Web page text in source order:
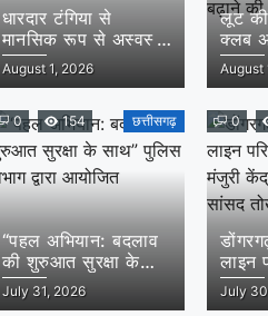
धारदार टंगिया से
मानसिक रूप से अस्वस्थ
युवक की हत्या: आरोपी
को पुलिस ने गिरफ्तार
August 1, 2026
लूट
क्लब
हमला
बढ़ाने
August
0 154 छत्तीसगढ़
“पहल अभियान: बदलाव
की शुरुआत सुरक्षा के
साथ” पुलिस विभाग द्वारा
आयोजित
July 31, 2026
0
लाइन
मंजुरी
एवं
July